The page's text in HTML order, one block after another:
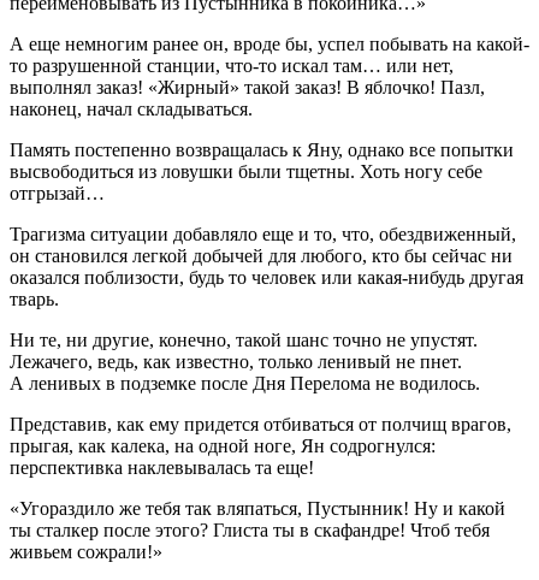
А еще немногим ранее он, вроде бы, успел побывать на какой-
то разрушенной станции, что-то искал там… или нет,
выполнял заказ! «Жирный» такой заказ! В яблочко! Пазл,
наконец, начал складываться.
Память постепенно возвращалась к Яну, однако все попытки
высвободиться из ловушки были тщетны. Хоть ногу себе
отгрызай…
Трагизма ситуации добавляло еще и то, что, обездвиженный,
он становился легкой добычей для любого, кто бы сейчас ни
оказался поблизости, будь то человек или какая-нибудь другая
тварь.
Ни те, ни другие, конечно, такой шанс точно не упустят.
Лежачего, ведь, как известно, только ленивый не пнет.
А ленивых в подземке после Дня Перелома не водилось.
Представив, как ему придется отбиваться от полчищ врагов,
прыгая, как калека, на одной ноге, Ян содрогнулся:
перспективка наклевывалась та еще!
«Угораздило же тебя так вляпаться, Пустынник! Ну и какой
ты сталкер после этого? Глиста ты в скафандре! Чтоб тебя
живьем сожрали!»